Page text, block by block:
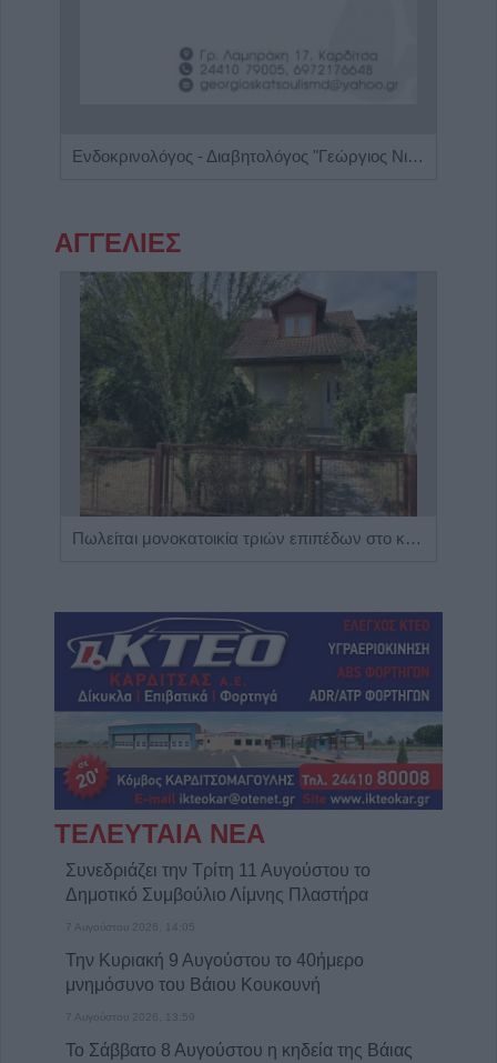
Ενδοκρινολόγος - Διαβητολόγος "Γεώργιος Νικ. Κατσούλης"
ΑΓΓΕΛΙΕΣ
Πωλείται μονοκατοικία τριών επιπέδων στο καταπράσινο Πευκόφυτο Καρδίτσας
ΤΕΛΕΥΤΑΙΑ ΝΕΑ
Συνεδριάζει την Τρίτη 11 Αυγούστου το
Δημοτικό Συμβούλιο Λίμνης Πλαστήρα
7 Αυγούστου 2026, 14:05
Την Κυριακή 9 Αυγούστου το 40ήμερο
μνημόσυνο του Βάιου Κουκουνή
7 Αυγούστου 2026, 13:59
Το Σάββατο 8 Αυγούστου η κηδεία της Βάιας